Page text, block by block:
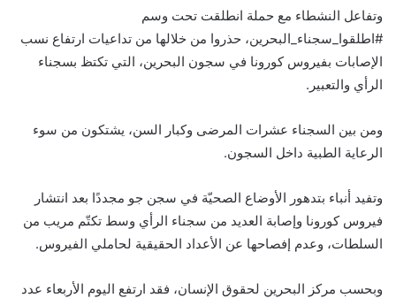
ت
وتفاعل النشطاء مع حملة انطلقت تحت وسم
#اطلقوا_سجناء_البحرين، حذروا من خلالها من تداعيات ارتفاع نسب
الإصابات بفيروس كورونا في سجون البحرين، التي تكتظ بسجناء
الرأي والتعبير.
ومن بين السجناء عشرات المرضى وكبار السن، يشتكون من سوء
الرعاية الطبية داخل السجون.
وتفيد أنباء بتدهور الأوضاع الصحيّة في سجن جو مجددًا بعد انتشار
فيروس كورونا وإصابة العديد من سجناء الرأي وسط تكتّم مريب من
السلطات، وعدم إفصاحها عن الأعداد الحقيقية لحاملي الفيروس.
وبحسب مركز البحرين لحقوق الإنسان، فقد ارتفع اليوم الأربعاء عدد